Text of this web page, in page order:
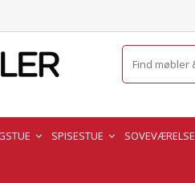
SPISESTUE SOVEVÆRELSE